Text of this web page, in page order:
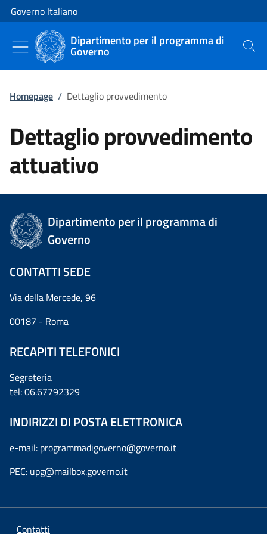
Vai al contenuto
Vai alla navigazione del sito
Governo Italiano
Dipartimento per il programma di
Governo Cerca
Homepage / Dettaglio provvedimento
Dettaglio provvedimento
attuativo
Dipartimento per il programma di
Governo
CONTATTI SEDE
Via della Mercede, 96
00187 - Roma
RECAPITI TELEFONICI
Segreteria
tel: 06.67792329
INDIRIZZI DI POSTA ELETTRONICA
e-mail: programmadigoverno@governo.it
PEC: upg@mailbox.governo.it
Contatti